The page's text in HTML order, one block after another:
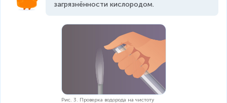
загрязнённости кислородом.
Рис. 3. Проверка водорода на чистоту